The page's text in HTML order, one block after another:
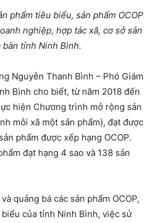
phẩm tiêu biểu, sản phẩm OCOP
nghiệp, hợp tác xã, cơ sở sản
tỉnh Ninh Bình.
Nguyễn Thanh Bình – Phó Giám
Bình cho biết, từ năm 2018 đến
hiện Chương trình mở rộng sản
mỗi xã một sản phẩm), đạt được
phẩm được xếp hạng OCOP.
đạt hạng 4 sao và 138 sản
quảng bá các sản phẩm OCOP,
của tỉnh Ninh Bình, việc sử